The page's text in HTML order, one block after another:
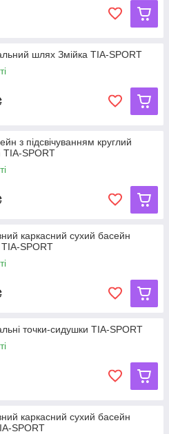
шлях Змійка TIA-SPORT
з підсвічуванням круглий
TIA-SPORT
каркасний сухий басейн
TIA-SPORT
точки-сидушки TIA-SPORT
каркасний сухий басейн
SPORT